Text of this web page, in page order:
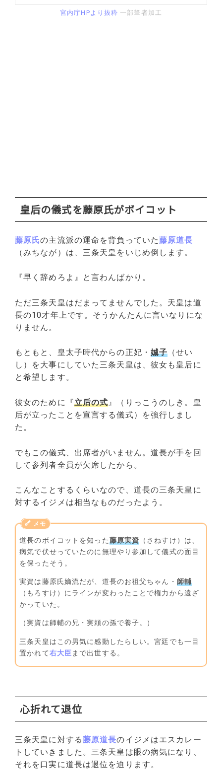
宮内庁HPより抜粋 一部筆者加工
皇后の儀式を藤原氏がボイコット
藤原氏の主流派の運命を背負っていた藤原道長
（みちなが）は、三条天皇をいじめ倒します。
『早く辞めろよ』と言わんばかり。
ただ三条天皇はだまってませんでした。天皇は道
長の10才年上です。そうかんたんに言いなりにな
りません。
もともと、皇太子時代からの正妃・ 娍子 （せい
し）を大事にしていた三条天皇は、彼女も皇后に
と希望します。
彼女のために『立后の式』（りっこうのしき。皇
后が立ったことを宣言する儀式）を強行しまし
た。
でもこの儀式、出席者がいません。道長が手を回
して参列者全員が欠席したから。
こんなことするくらいなので、道長の三条天皇に
対するイジメは相当なものだったよう。
道長のボイコットを知った藤原実資 （さねすけ）は、
病気で伏せっていたのに無理やり参加して儀式の面目
を保ったそう。
実資は藤原氏嫡流だが、道長のお祖父ちゃん・ 師輔
（もろすけ）にラインが変わったことで権力から遠ざ
かっていた。
（実資は師輔の兄・実頼の孫で養子。）
三条天皇はこの男気に感動したらしい。宮廷でも一目
置かれて右大臣まで出世する。
心折れて退位
三条天皇に対する藤原道長のイジメはエスカレー
トしていきました。三条天皇は眼の病気になり、
それを口実に道長は退位を迫ります。